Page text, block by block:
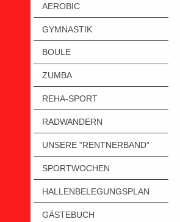
AEROBIC
GYMNASTIK
BOULE
ZUMBA
REHA-SPORT
RADWANDERN
UNSERE "RENTNERBAND"
SPORTWOCHEN
HALLENBELEGUNGSPLAN
GÄSTEBUCH